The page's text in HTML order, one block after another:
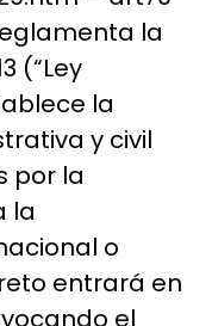
la
(“Ley
la
y civil
por la
la
o
entrará en
el